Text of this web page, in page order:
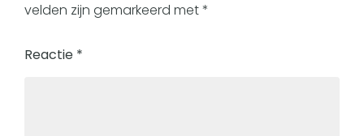
velden zijn gemarkeerd met*
Reactie *